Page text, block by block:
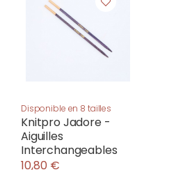
Disponible en 8 tailles
Knitpro Jadore -
Aiguilles
Interchangeables
10,80 €